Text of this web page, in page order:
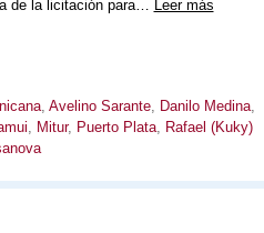
de la licitación para… Leer más
, Avelino Sarante, Danilo Medina,
, Mitur, Puerto Plata, Rafael (Kuky)